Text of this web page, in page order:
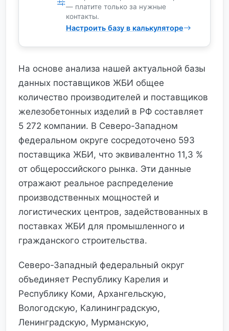
— платите только за нужные
контакты.
Настроить базу в калькуляторе
На основе анализа нашей актуальной базы
данных поставщиков ЖБИ общее
количество производителей и поставщиков
железобетонных изделий в РФ составляет
5 272 компании. В Северо-Западном
федеральном округе сосредоточено 593
поставщика ЖБИ, что эквивалентно 11,3 %
от общероссийского рынка. Эти данные
отражают реальное распределение
производственных мощностей и
логистических центров, задействованных в
поставках ЖБИ для промышленного и
гражданского строительства.
Северо-Западный федеральный округ
объединяет Республику Карелия и
Республику Коми, Архангельскую,
Вологодскую, Калининградскую,
Ленинградскую, Мурманскую,